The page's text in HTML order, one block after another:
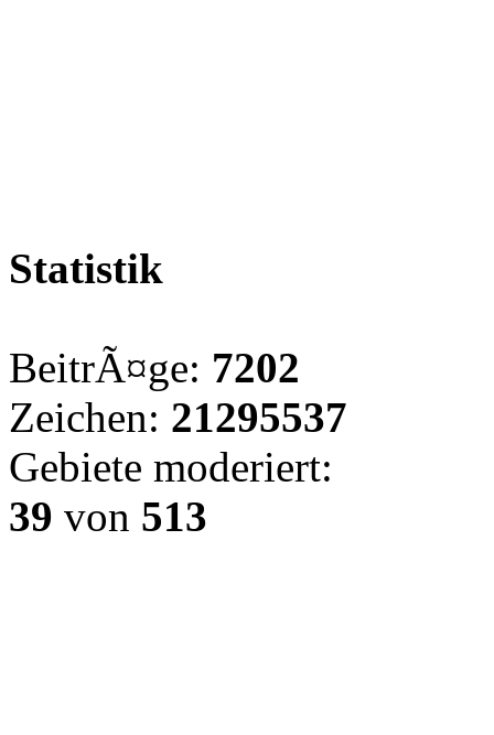
Statistik
BeitrÃ¤ge: 7202
Zeichen: 21295537
Gebiete moderiert:
39 von 513